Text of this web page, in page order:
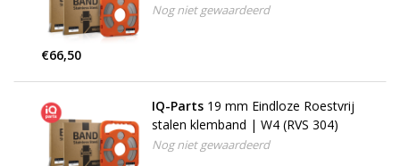
Nog niet gewaardeerd
€66,50
IQ-Parts 19 mm Eindloze Roestvrij
stalen klemband | W4 (RVS 304)
Nog niet gewaardeerd